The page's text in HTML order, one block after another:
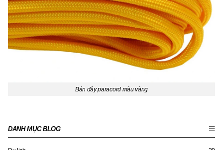
DANH MỤC BLOG
Bán dây paracord màu vàng